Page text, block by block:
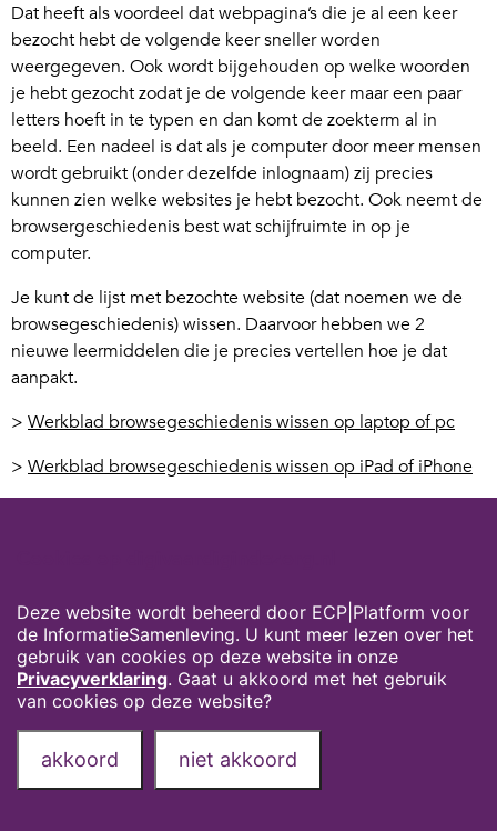
Dat heeft als voordeel dat webpagina’s die je al een keer
bezocht hebt de volgende keer sneller worden
weergegeven. Ook wordt bijgehouden op welke woorden
je hebt gezocht zodat je de volgende keer maar een paar
letters hoeft in te typen en dan komt de zoekterm al in
beeld. Een nadeel is dat als je computer door meer mensen
wordt gebruikt (onder dezelfde inlognaam) zij precies
kunnen zien welke websites je hebt bezocht. Ook neemt de
browsergeschiedenis best wat schijfruimte in op je
computer.
Je kunt de lijst met bezochte website (dat noemen we de
browsegeschiedenis) wissen. Daarvoor hebben we 2
nieuwe leermiddelen die je precies vertellen hoe je dat
aanpakt.
> Werkblad browsegeschiedenis wissen op laptop of pc
> Werkblad browsegeschiedenis wissen op iPad of iPhone
verwijderen Samsung’) of aan je digicoach vragen. Over het
algemeen vind je de knop ‘geschiedenis wissen’ onder
‘instellingen’.
Privacyverklaring
Over deze website
Onze partners
Contact
Deze website wordt beheerd door ECP|Platform voor
de InformatieSamenleving. U kunt meer lezen over het
gebruik van cookies op deze website in onze
Privacyverklaring. Gaat u akkoord met het gebruik
van cookies op deze website?
akkoord niet akkoord